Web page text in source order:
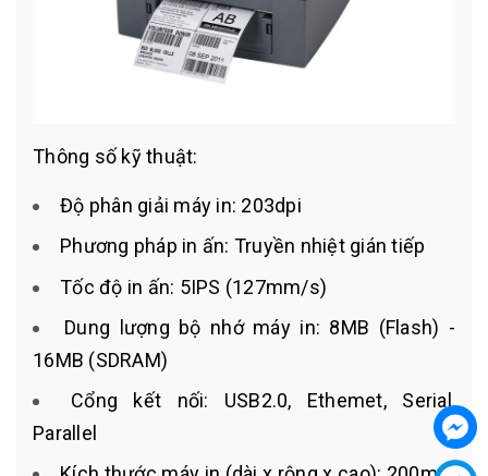
Thông số kỹ thuật:
Độ phân giải máy in: 203dpi
Phương pháp in ấn: Truyền nhiệt gián tiếp
Tốc độ in ấn: 5IPS (127mm/s)
Dung lượng bộ nhớ máy in: 8MB (Flash) -
16MB (SDRAM)
Cổng kết nối: USB2.0, Ethemet, Serial,
Parallel